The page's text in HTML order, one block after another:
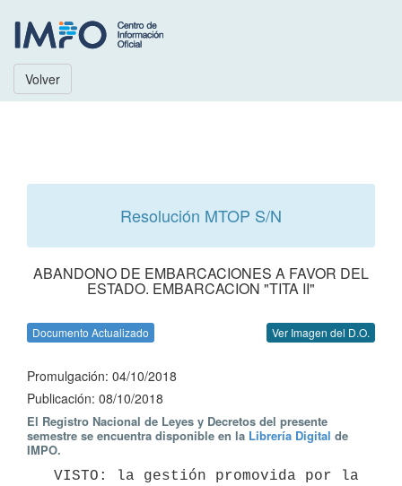
Volver
Resolución MTOP S/N
ABANDONO DE EMBARCACIONES A FAVOR DEL
ESTADO. EMBARCACION "TITA II"
Documento Actualizado Ver Imagen del D.O.
Promulgación: 04/10/2018
Publicación: 08/10/2018
El Registro Nacional de Leyes y Decretos del presente
semestre se encuentra disponible en la Librería Digital de
IMPO.